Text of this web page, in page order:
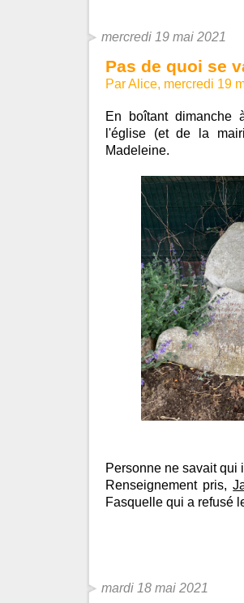
mercredi 19 mai 2021
Pas de quoi se
Par Alice, mercredi 19
En boîtant dimanche
l'église (et de la
Madeleine.
Personne ne savait qui
Renseignement pris,
Fasquelle qui a refusé
mardi 18 mai 2021